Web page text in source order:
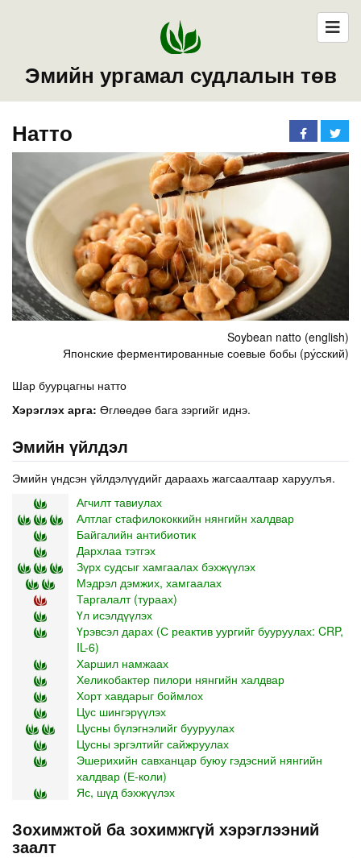
Эмийн ургамал судлалын төв
Натто
Soybean natto (english)
Японские ферментированные соевые бобы (ру́сский)
Шар буурцагны натто
Хэрэглэх арга: Өглөөдөө бага зэргийг иднэ.
Эмийн үйлдэл
Эмийн үндсэн үйлдэлүүдийг дараахь жагсаалтаар харуулъя.
Агчилт тавиулах
Алтлаг стафилококкийн нянгийн халдвар
Байгалийн антибиотик
Дархлаа тэтгэх
Зүрх судсыг хамгаалах бэхжүүлэх
Мэдрэл дэмжих, хамгаалах
Таргалалт (тураах)
Үл исэлдүүлэх
Үрэвсэл дарах (С реактив уургийг бууруулах: CRP,
IL-6)
Харшил намжаах
Хеликобактер пилори нянгийн халдвар
Хорт хавдарыг боймлох
Цус шингэрүүлэх
Цусны бүлэгнэлийг бууруулах
Цусны эргэлтийг сайжруулах
Эшерихийн савханцар буюу гэдэсний нянгийн
халдвар (Е-коли)
Яс, шүд бэхжүүлэх
Зохимжтой ба зохимжгүй хэрэглээний
заалт